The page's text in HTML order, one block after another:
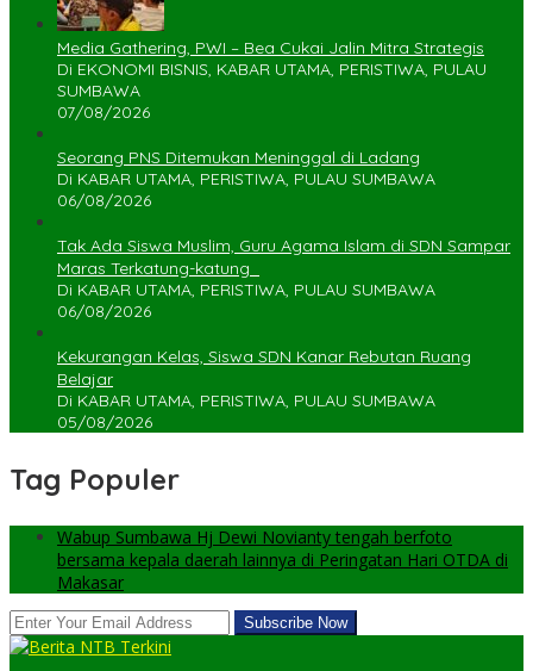
Media Gathering, PWI – Bea Cukai Jalin Mitra Strategis
Di EKONOMI BISNIS, KABAR UTAMA, PERISTIWA, PULAU
SUMBAWA
07/08/2026
Seorang PNS Ditemukan Meninggal di Ladang
Di KABAR UTAMA, PERISTIWA, PULAU SUMBAWA
06/08/2026
Tak Ada Siswa Muslim, Guru Agama Islam di SDN Sampar
Maras Terkatung-katung ‎
Di KABAR UTAMA, PERISTIWA, PULAU SUMBAWA
06/08/2026
Kekurangan Kelas, Siswa SDN Kanar Rebutan Ruang
Belajar
Di KABAR UTAMA, PERISTIWA, PULAU SUMBAWA
05/08/2026
Tag Populer
Wabup Sumbawa Hj Dewi Novianty tengah berfoto
bersama kepala daerah lainnya di Peringatan Hari OTDA di
Makasar